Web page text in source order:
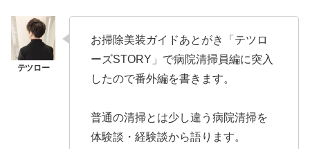
お掃除美装ガイドあとがき「テツロ
ーズSTORY」で病院清掃員編に突入
したので番外編を書きます。
普通の清掃とは少し違う病院清掃を
体験談・経験談から語ります。